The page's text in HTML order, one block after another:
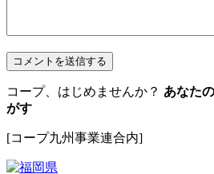
コープ、はじめませんか？ あなた
がす
[コープ九州事業連合内]